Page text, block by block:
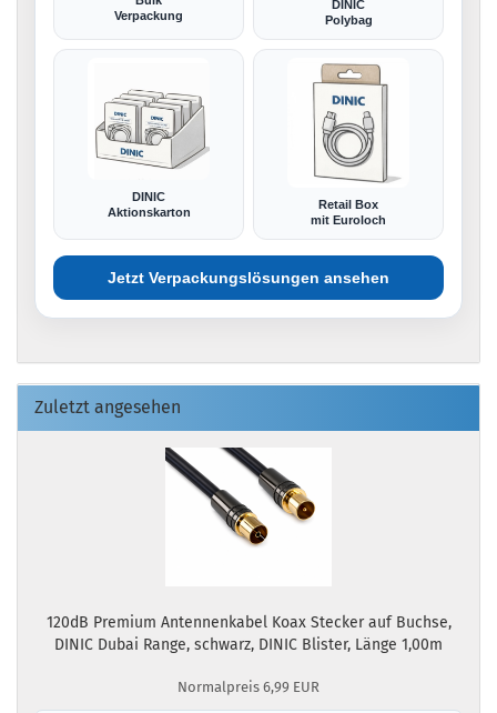
Verpackung
DINIC
Polybag
DINIC
Aktionskarton
Retail Box
mit Euroloch
Jetzt Verpackungslösungen ansehen
Zuletzt angesehen
120dB Premium Antennenkabel Koax Stecker auf Buchse,
DINIC Dubai Range, schwarz, DINIC Blister, Länge 1,00m
Normalpreis 6,99 EUR